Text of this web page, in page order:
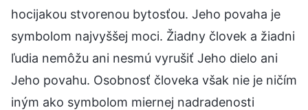
hocijakou stvorenou bytosťou. Jeho povaha je
symbolom najvyššej moci. Žiadny človek a žiadni
ľudia nemôžu ani nesmú vyrušiť Jeho dielo ani
Jeho povahu. Osobnosť človeka však nie je ničím
iným ako symbolom miernej nadradenosti